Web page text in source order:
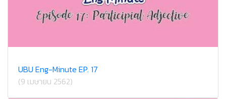
UBU Eng-Minute EP. 17
(9 เมษายน 2562)